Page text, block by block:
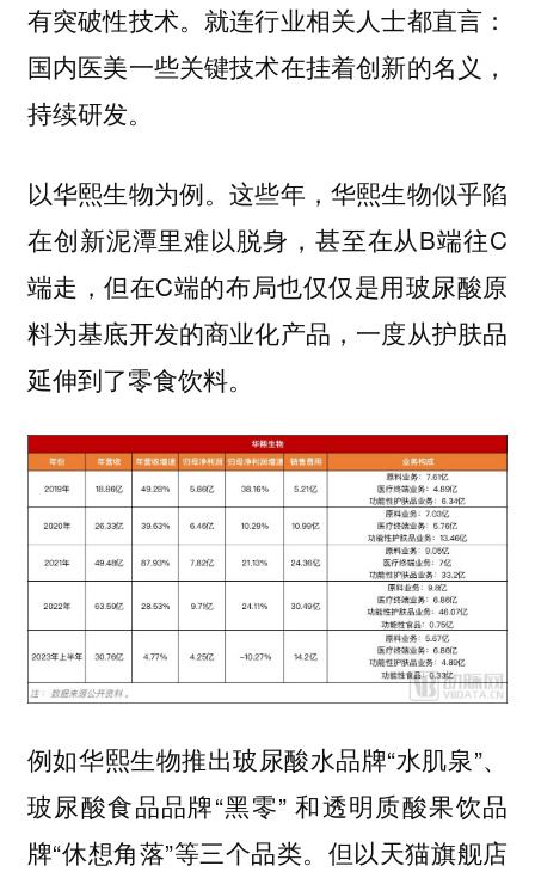
有突破性技术。就连行业相关人士都直言：
国内医美一些关键技术在挂着创新的名义，
持续研发。
以华熙生物为例。这些年，华熙生物似乎陷
在创新泥潭里难以脱身，甚至在从B端往C
端走，但在C端的布局也仅仅是用玻尿酸原
料为基底开发的商业化产品，一度从护肤品
延伸到了零食饮料。
例如华熙生物推出玻尿酸水品牌“水肌泉”、
玻尿酸食品品牌“黑零” 和透明质酸果饮品
牌“休想角落”等三个品类。但以天猫旗舰店